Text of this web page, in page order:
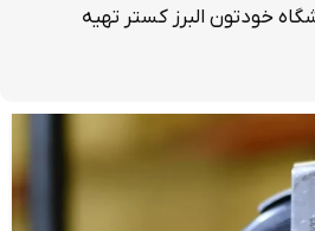
خودتون البرز کستر تهیه